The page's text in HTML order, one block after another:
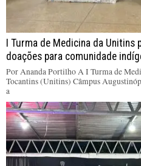
I Turma de Medicina da
doações para comunidade
Por Ananda Portilho A I Turma de
Tocantins (Unitins) Câmpus
a